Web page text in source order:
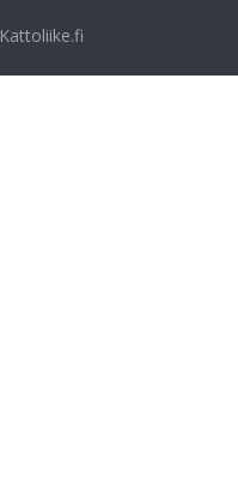
Kattoliike.fi